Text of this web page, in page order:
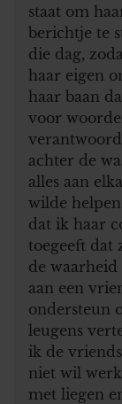
staat om
berichtje te
die dag,
haar eigen
haar baan
voor
achter de
alles aan
wilde
dat ik haar
toegeeft dat
de
aan een
ondersteun
leugens
ik de
niet wil
met liegen